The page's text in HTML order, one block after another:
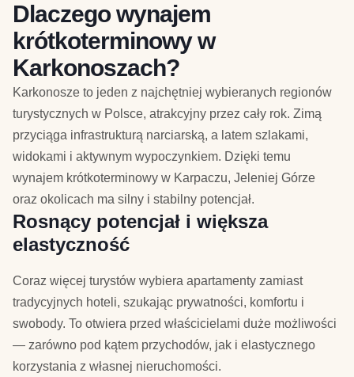
Dlaczego wynajem
krótkoterminowy w
Karkonoszach?
Karkonosze to jeden z najchętniej wybieranych regionów
turystycznych w Polsce, atrakcyjny przez cały rok. Zimą
przyciąga infrastrukturą narciarską, a latem szlakami,
widokami i aktywnym wypoczynkiem. Dzięki temu
wynajem krótkoterminowy w Karpaczu, Jeleniej Górze
oraz okolicach ma silny i stabilny potencjał.
Rosnący potencjał i większa
elastyczność
Coraz więcej turystów wybiera apartamenty zamiast
tradycyjnych hoteli, szukając prywatności, komfortu i
swobody. To otwiera przed właścicielami duże możliwości
— zarówno pod kątem przychodów, jak i elastycznego
korzystania z własnej nieruchomości.